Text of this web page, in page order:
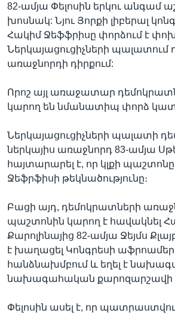
82-ամյա Փելոսին երկու անգամ
խոսնակ: Նյու Յորքի լիբերալ
Հակիմ Ջեֆֆրիսը փորձում է
Ներկայացուցիչների պալատում
առաջնորդի դիրքում:
Որոշ այլ առաջատար
կարող են նմանատիպ փորձ
Ներկայացուցիչների պալատի
ներկայիս առաջնորդ 83-ամյա
հայտարարել է, որ կլքի
Ջեֆրֆիսի թեկնածությունը։
Բացի այդ, դեմոկրատների
պաշտոնին կարող է հավակնել
Քարոլինայից 82-ամյա Ջեյմս
է խաղացել Կոնգրեսի
հանձնախմբում և եղել է
նախագահական քարոզարշավի
Փելոսին ասել է, որ